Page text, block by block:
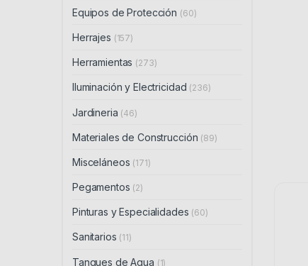
Equipos de Protección (60)
Herrajes (157)
Herramientas (273)
Iluminación y Electricidad (236)
Jardineria (46)
Materiales de Construcción (89)
Misceláneos (171)
Pegamentos (2)
Pinturas y Especialidades (60)
Sanitarios (11)
Tanques de Agua (1)